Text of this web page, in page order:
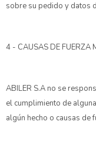
sobre su pedido y datos
4 - CAUSAS DE FUERZA
ABILER S.A no se
el cumplimiento de
algún hecho o causas de